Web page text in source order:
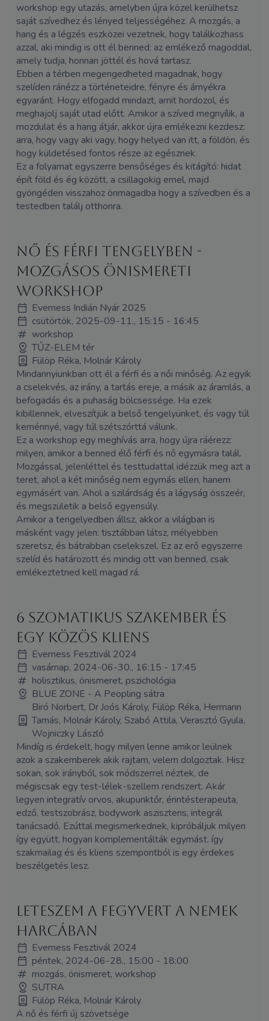
workshop egy utazás, amelyben újra közel kerülhetsz
saját szívedhez és lényed teljességéhez. A mozgás, a
hang és a légzés eszközei vezetnek, hogy találkozhass
azzal, aki mindig is ott él benned: az emlékező magoddal,
amely tudja, honnan jöttél és hová tartasz.
Ebben a térben megengedheted magadnak, hogy
szelíden ránézz a történeteidre, fényre és árnyékra
egyaránt. Hogy elfogadd mindazt, amit hordozol, és
meghajolj saját utad előtt. Amikor a szíved megnyílik, a
mozdulat és a hang átjár, akkor újra emlékezni kezdesz:
arra, hogy vagy aki vagy, hogy helyed van itt, a földön, és
hogy küldetésed fontos része az egésznek.
Ez a folyamat egyszerre bensőséges és kitágító: hidat
épít föld és ég között, a csillagokig emel, majd
gyöngéden visszahoz önmagadba hogy a szívedben és a
testedben találj otthonra.
Nő és Férfi Tengelyben -
mozgásos önismereti
WORKSHOP
Everness Indián Nyár 2025
csütörtök, 2025-09-11., 15:15 - 16:45
workshop
TŰZ-ELEM tér
Fülöp Réka, Molnár Károly
Mindannyiunkban ott él a férfi és a női minőség. Az egyik
a cselekvés, az irány, a tartás ereje, a másik az áramlás, a
befogadás és a puhaság bölcsessége. Ha ezek
kibillennek, elveszítjük a belső tengelyünket, és vagy túl
keménnyé, vagy túl szétszórttá válunk.
Ez a workshop egy meghívás arra, hogy újra ráérezz:
milyen, amikor a benned élő férfi és nő egymásra talál.
Mozgással, jelenléttel és testtudattal idézzük meg azt a
teret, ahol a két minőség nem egymás ellen, hanem
egymásért van. Ahol a szilárdság és a lágyság összeér,
és megszületik a belső egyensúly.
Amikor a tengelyedben állsz, akkor a világban is
másként vagy jelen: tisztábban látsz, mélyebben
szeretsz, és bátrabban cselekszel. Ez az erő egyszerre
szelíd és határozott és mindig ott van benned, csak
emlékeztetned kell magad rá.
6 szomatikus szakember és
egy közös kliens
Everness Fesztivál 2024
vasárnap, 2024-06-30., 16:15 - 17:45
holisztikus, önismeret, pszichológia
BLUE ZONE - A Peopling sátra
Biró Norbert, Dr Joós Károly, Fülöp Réka, Hermann
Tamás, Molnár Károly, Szabó Attila, Verasztó Gyula,
Wojniczky László
Mindíg is érdekelt, hogy milyen lenne amikor leülnek
azok a szakemberek akik rajtam, velem dolgoztak. Hisz
sokan, sok irányból, sok módszerrel néztek, de
mégiscsak egy test-lélek-szellem rendszert. Akár
legyen integratív orvos, akupunktőr, érintésterapeuta,
edző, testszobrász, bodywork aszisztens, integrál
tanácsadó. Ezúttal megismerkednek, kipróbáljuk milyen
így együtt, hogyan komplementálták egymást. így
szakmailag és és kliens szempontból is egy érdekes
beszélgetés lesz.
Leteszem a fegyvert a nemek
harcában
Everness Fesztivál 2024
péntek, 2024-06-28., 15:00 - 18:00
mozgás, önismeret, workshop
SUTRA
Fülöp Réka, Molnár Károly
A nő és férfi új szövetsége